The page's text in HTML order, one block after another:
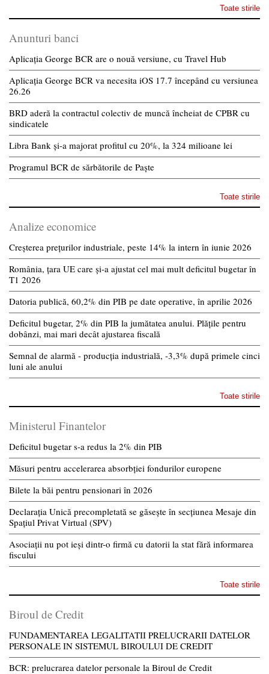
Toate stirile
Anunturi banci
Aplicația George BCR are o nouă versiune, cu Travel Hub
Aplicația George BCR va necesita iOS 17.7 începând cu versiunea
26.26
BRD aderă la contractul colectiv de muncă încheiat de CPBR cu
sindicatele
Libra Bank și-a majorat profitul cu 20%, la 324 milioane lei
Programul BCR de sărbătorile de Paște
Toate stirile
Analize economice
Creșterea prețurilor industriale, peste 14% la intern în iunie 2026
România, țara UE care și-a ajustat cel mai mult deficitul bugetar în
T1 2026
Datoria publică, 60,2% din PIB pe date operative, în aprilie 2026
Deficitul bugetar, 2% din PIB la jumătatea anului. Plățile pentru
dobânzi, mai mari decât ajustarea fiscală
Semnal de alarmă - producția industrială, -3,3% după primele cinci
luni ale anului
Toate stirile
Ministerul Finantelor
Deficitul bugetar s-a redus la 2% din PIB
Măsuri pentru accelerarea absorbției fondurilor europene
Bilete la băi pentru pensionari în 2026
Declarația Unică precompletată se găsește în secțiunea Mesaje din
Spațiul Privat Virtual (SPV)
Asociații nu pot ieși dintr-o firmă cu datorii la stat fără informarea
fiscului
Toate stirile
Biroul de Credit
FUNDAMENTAREA LEGALITATII PRELUCRARII DATELOR
PERSONALE IN SISTEMUL BIROULUI DE CREDIT
BCR: prelucrarea datelor personale la Biroul de Credit